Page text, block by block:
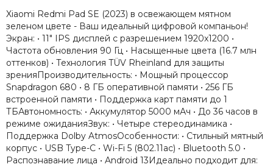
Xiaomi Redmi Pad SE (2023) в освежающем мятном
зеленом цвете - Ваш идеальный цифровой компаньон!
Экран: • 11" IPS дисплей с разрешением 1920x1200 •
Частота обновления 90 Гц • Насыщенные цвета (16.7 млн
оттенков) • Технология TÜV Rheinland для защиты
зренияПроизводительность: • Мощный процессор
Snapdragon 680 • 8 ГБ оперативной памяти • 256 ГБ
встроенной памяти • Поддержка карт памяти до 1
ТБАвтономность: • Аккумулятор 5000 мАч • До 36 часов в
режиме ожиданияЗвук: • Четыре стереодинамика •
Поддержка Dolby AtmosОсобенности: • Стильный мятный
корпус • USB Type-C • Wi-Fi 5 (802.11ac) • Bluetooth 5.0 •
Распознавание лица • Android 13Идеально подходит для: